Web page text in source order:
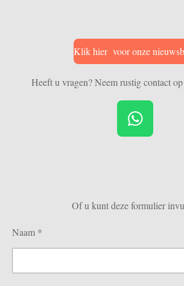
Klik hier voor onze
Heeft u vragen? Neem rustig contact
W
h
A
p
Of u kunt deze formulier
Naam *